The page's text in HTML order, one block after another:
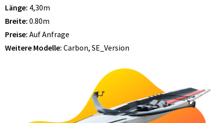
Länge: 4,30m
Breite: 0.80m
Preise: Auf Anfrage
Weitere Modelle: Carbon, SE_Version